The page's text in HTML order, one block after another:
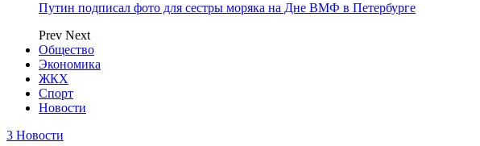
Путин подписал фото для сестры моряка на Дне ВМФ в Петербурге
Prev Next
Общество
Экономика
ЖКХ
Спорт
Новости
3 Новости